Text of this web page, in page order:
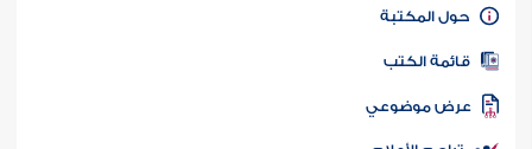
كتاب الأمة
المكتبة
الكتب